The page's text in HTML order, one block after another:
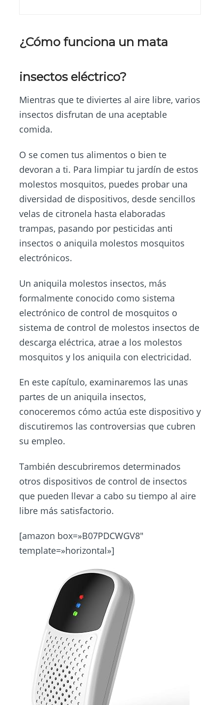
¿Cómo funciona un mata
insectos eléctrico?
Mientras que te diviertes al aire libre, varios
insectos disfrutan de una aceptable
comida.
O se comen tus alimentos o bien te
devoran a ti. Para limpiar tu jardín de estos
molestos mosquitos, puedes probar una
diversidad de dispositivos, desde sencillos
velas de citronela hasta elaboradas
trampas, pasando por pesticidas anti
insectos o aniquila molestos mosquitos
electrónicos.
Un aniquila molestos insectos, más
formalmente conocido como sistema
electrónico de control de mosquitos o
sistema de control de molestos insectos de
descarga eléctrica, atrae a los molestos
mosquitos y los aniquila con electricidad.
En este capítulo, examinaremos las unas
partes de un aniquila insectos,
conoceremos cómo actúa este dispositivo y
discutiremos las controversias que cubren
su empleo.
También descubriremos determinados
otros dispositivos de control de insectos
que pueden llevar a cabo su tiempo al aire
libre más satisfactorio.
[amazon box=»B07PDCWGV8″
template=»horizontal»]